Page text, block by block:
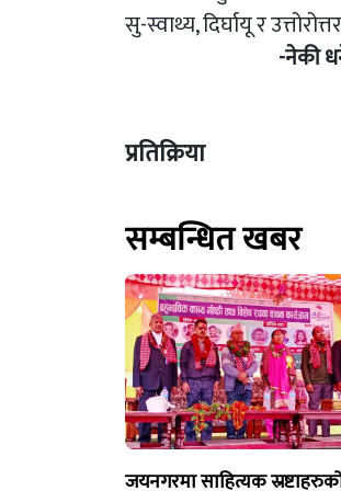
सु-स्वाथ्य, दिर्घायू र
-नेकी धनेन्द्र
प्रतिक्रिया
सम्बन्धित खबर
जयनगरमा साहित्यक